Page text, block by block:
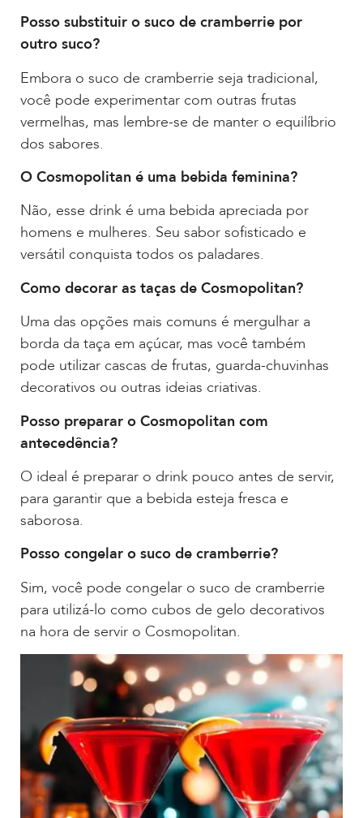
Posso substituir o suco de cramberrie por
outro suco?
Embora o suco de cramberrie seja tradicional,
você pode experimentar com outras frutas
vermelhas, mas lembre-se de manter o equilíbrio
dos sabores.
O Cosmopolitan é uma bebida feminina?
Não, esse drink é uma bebida apreciada por
homens e mulheres. Seu sabor sofisticado e
versátil conquista todos os paladares.
Como decorar as taças de Cosmopolitan?
Uma das opções mais comuns é mergulhar a
borda da taça em açúcar, mas você também
pode utilizar cascas de frutas, guarda-chuvinhas
decorativos ou outras ideias criativas.
Posso preparar o Cosmopolitan com
antecedência?
O ideal é preparar o drink pouco antes de servir,
para garantir que a bebida esteja fresca e
saborosa.
Posso congelar o suco de cramberrie?
Sim, você pode congelar o suco de cramberrie
para utilizá-lo como cubos de gelo decorativos
na hora de servir o Cosmopolitan.